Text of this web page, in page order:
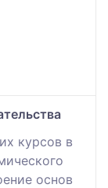
курсов в
основ